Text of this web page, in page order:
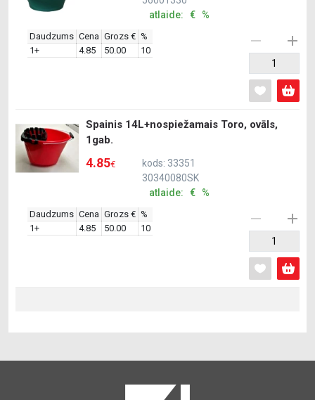
atlaide: € %
Daudzums Cena Grozs € %
1+
4.85 50.00 10
Spainis 14L+nospiežamais Toro, ovāls,
1gab.
4.85€
kods: 33351
30340080SK
atlaide: € %
Daudzums Cena Grozs € %
1+
4.85 50.00 10